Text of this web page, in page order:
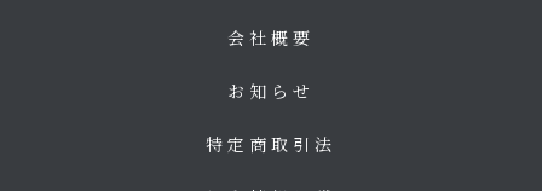
会社概要
お知らせ
特定商取引法